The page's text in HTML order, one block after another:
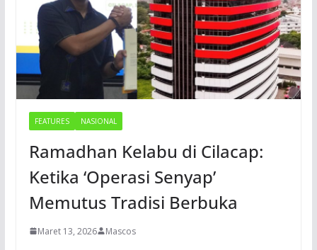
FEATURES NASIONAL
Ramadhan Kelabu di Cilacap:
Ketika ‘Operasi Senyap’
Memutus Tradisi Berbuka
Maret 13, 2026 Mascos